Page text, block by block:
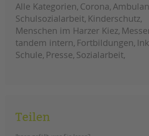
NEWS/BLOG
unkuerzbar
Briefe an Kai
Impressum
Datenschutz
jetzt
lesen!
Alle Kategorien Corona
Schulsozialarbeit Kinderschutz
Menschen im Harzer Kiez
tandem intern Fortbildungen
Schule Presse Sozialarbeit
Teilen